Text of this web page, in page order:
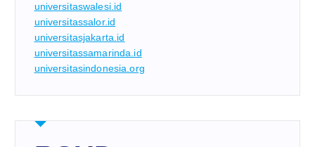
universitaswalesi.id
universitassalor.id
universitasjakarta.id
universitassamarinda.id
universitasindonesia.org